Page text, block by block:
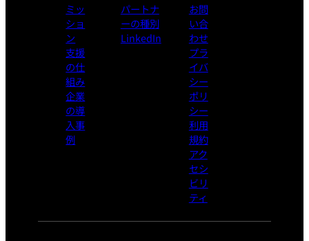
ミッ
ショ
ン
支援
の仕
組み
企業
の導
入事
例
パートナ
ーの種別
LinkedIn
お問
い合
わせ
プラ
イバ
シー
ポリ
シー
利用
規約
アク
セシ
ビリ
ティ